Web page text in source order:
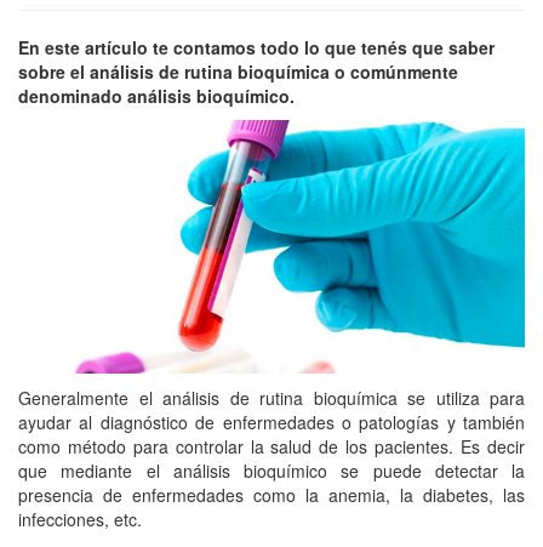
En este artículo te contamos todo lo que tenés que saber
sobre el análisis de rutina bioquímica o comúnmente
denominado análisis bioquímico.
Generalmente el análisis de rutina bioquímica se utiliza para
ayudar al diagnóstico de enfermedades o patologías y también
como método para controlar la salud de los pacientes. Es decir
que mediante el análisis bioquímico se puede detectar la
presencia de enfermedades como la anemia, la diabetes, las
infecciones, etc.